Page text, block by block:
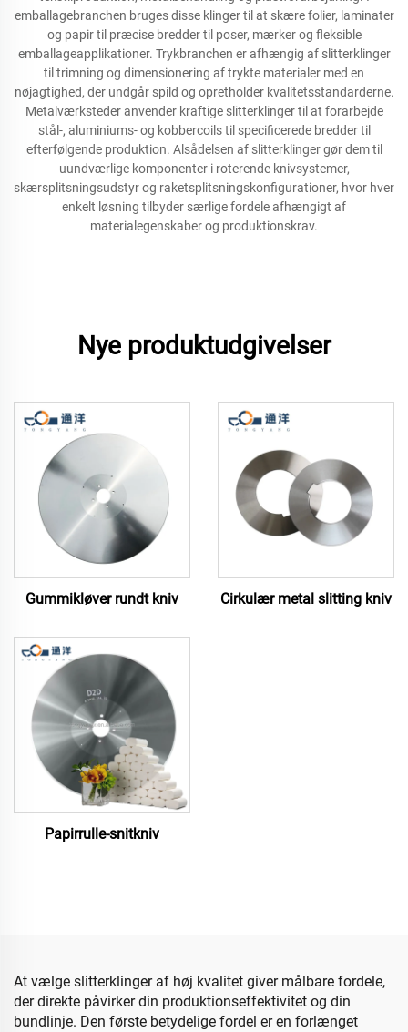
emballagebranchen bruges disse klinger til at skære folier, laminater
og papir til præcise bredder til poser, mærker og fleksible
emballageapplikationer. Trykbranchen er afhængig af slitterklinger
til trimning og dimensionering af trykte materialer med en
nøjagtighed, der undgår spild og opretholder kvalitetsstandarderne.
Metalværksteder anvender kraftige slitterklinger til at forarbejde
stål-, aluminiums- og kobbercoils til specificerede bredder til
efterfølgende produktion. Alsådelsen af slitterklinger gør dem til
uundværlige komponenter i roterende knivsystemer,
skærsplitsningsudstyr og raketsplitsningskonfigurationer, hvor hver
enkelt løsning tilbyder særlige fordele afhængigt af
materialegenskaber og produktionskrav.
Nye produktudgivelser
Gummikløver rundt kniv Cirkulær metal slitting kniv
Papirrulle-snitkniv
At vælge slitterklinger af høj kvalitet giver målbare fordele,
der direkte påvirker din produktionseffektivitet og din
bundlinje. Den første betydelige fordel er en forlænget